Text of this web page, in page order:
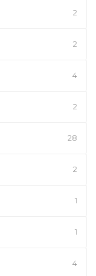
2
2
4
2
28
2
1
1
4